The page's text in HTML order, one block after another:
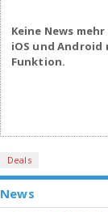
Keine News
iOS und
Funktion.
Deals
News